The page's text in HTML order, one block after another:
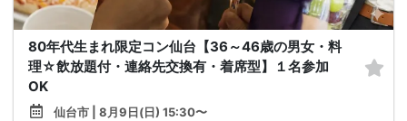
80年代生まれ限定コン仙台【36～46歳の男女・料
理☆飲放題付・連絡先交換有・着席型】１名参加
OK
仙台市 | 8月9日(日) 15:30〜